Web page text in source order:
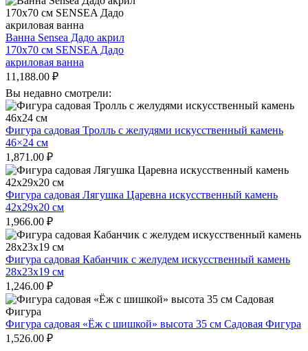
Ванна Sensea Дадо акрил
170х70 см SENSEA Дадо
акриловая ванна
11,188.00 ₽
Вы недавно смотрели:
Фигура садовая Тролль с желудями искусственный камень
46×24 см
1,871.00 ₽
Фигура садовая Лягушка Царевна искусственный камень
42х29х20 см
1,966.00 ₽
Фигура садовая Кабанчик с желудем искусственный камень
28х23х19 см
1,246.00 ₽
Фигура садовая «Ёж с шишкой» высота 35 см Садовая Фигура
1,526.00 ₽